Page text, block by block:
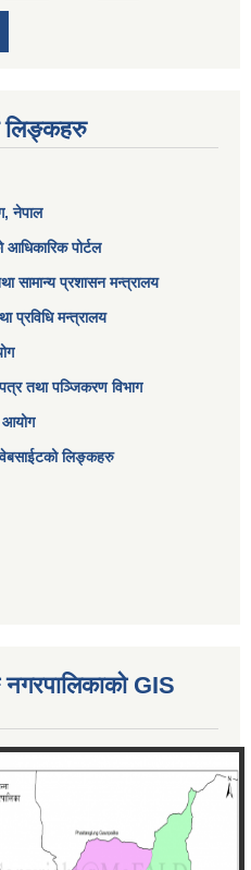
लिङ्कहरु
, नेपाल
पोर्टल
सामान्य प्रशासन मन्त्रालय
प्रविधि मन्त्रालय
तथा पञ्जिकरण विभाग
आयोग
लिङ्कहरु
GIS